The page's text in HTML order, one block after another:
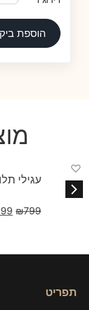
הוספת
עגילי תלוי קלאסי
₪299
תפריט